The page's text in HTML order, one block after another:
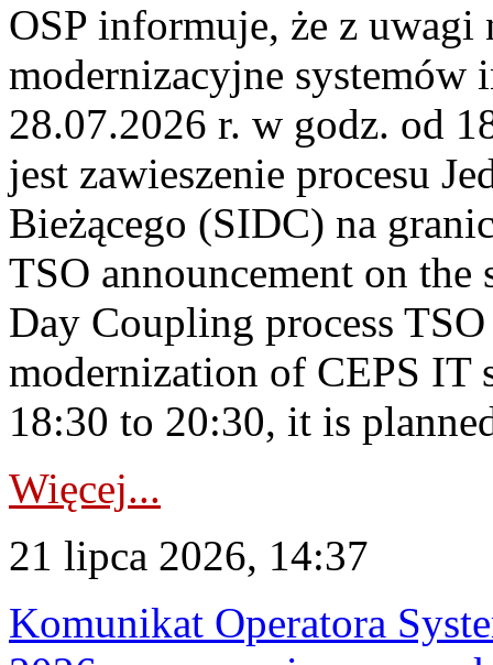
OSP informuje, że z uwagi
modernizacyjne
28.07.2026 r. w godz. od
jest zawieszenie procesu
Bieżącego (SIDC) na
TSO announcement on
Day Coupling process
modernization of CEPS IT
18:30 to 20:30, it is
Więcej...
21 lipca 2026, 14:37
Komunikat Operatora